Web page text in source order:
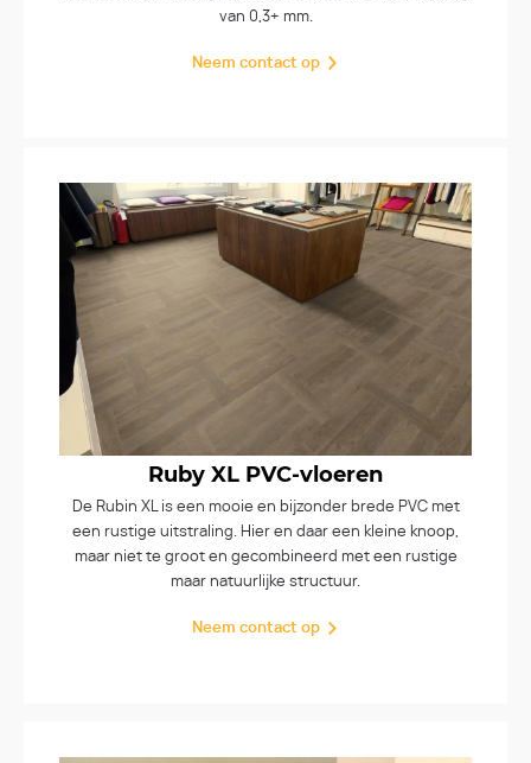
van 0,3+ mm.
Neem contact op
Ruby XL PVC-vloeren
De Rubin XL is een mooie en bijzonder brede PVC met
een rustige uitstraling. Hier en daar een kleine knoop,
maar niet te groot en gecombineerd met een rustige
maar natuurlijke structuur.
Neem contact op